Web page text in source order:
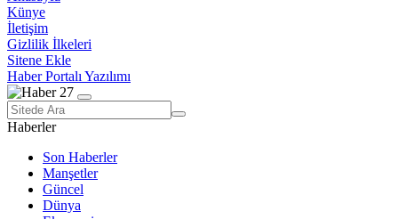
Künye
İletişim
Gizlilik İlkeleri
Sitene Ekle
Haber Portalı Yazılımı
Haberler
Son Haberler
Manşetler
Güncel
Dünya